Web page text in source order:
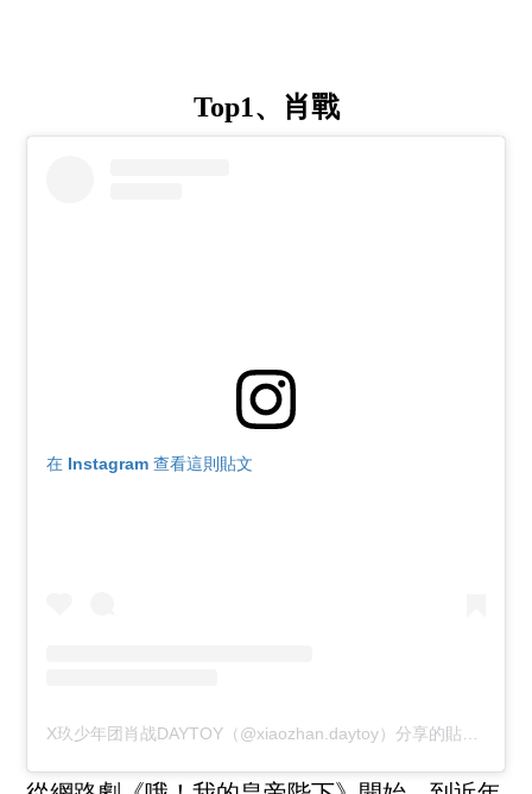
Top1、肖戰
在 Instagram 查看這則貼文
X玖少年团肖战DAYTOY（@xiaozhan.daytoy）分享的貼文